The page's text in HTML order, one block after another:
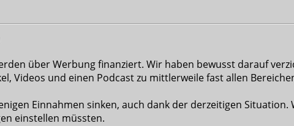
über Werbung finanziert. Wir haben bewusst darauf
Videos und einen Podcast zu mittlerweile fast allen
Einnahmen sinken, auch dank der derzeitigen
einstellen müssten.